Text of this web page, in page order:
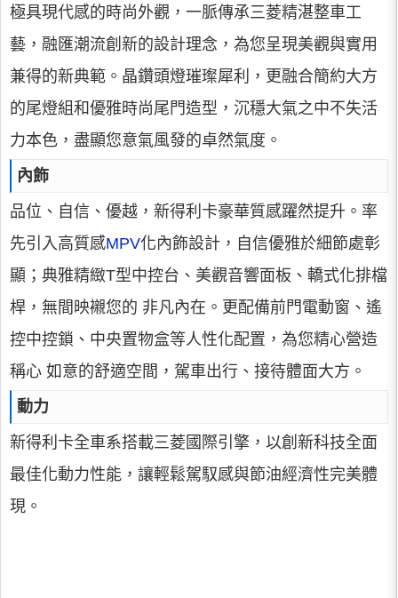
極具現代感的時尚外觀，一脈傳承三菱精湛整車工
藝，融匯潮流創新的設計理念，為您呈現美觀與實用
兼得的新典範。晶鑽頭燈璀璨犀利，更融合簡約大方
的尾燈組和優雅時尚尾門造型，沉穩大氣之中不失活
力本色，盡顯您意氣風發的卓然氣度。
內飾
品位、自信、優越，新得利卡豪華質感躍然提升。率
先引入高質感MPV化內飾設計，自信優雅於細節處彰
顯；典雅精緻T型中控台、美觀音響面板、轎式化排檔
桿，無間映襯您的 非凡內在。更配備前門電動窗、遙
控中控鎖、中央置物盒等人性化配置，為您精心營造
稱心 如意的舒適空間，駕車出行、接待體面大方。
動力
新得利卡全車系搭載三菱國際引擎，以創新科技全面
最佳化動力性能，讓輕鬆駕馭感與節油經濟性完美體
現。